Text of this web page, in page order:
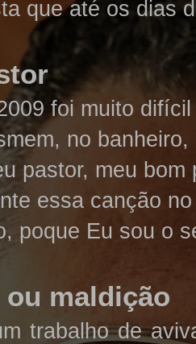
que até os dias
foi muito
no
pastor, meu
essa canção
poque Eu sou o
ou maldição
trabalho de